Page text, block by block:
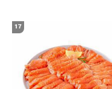
17